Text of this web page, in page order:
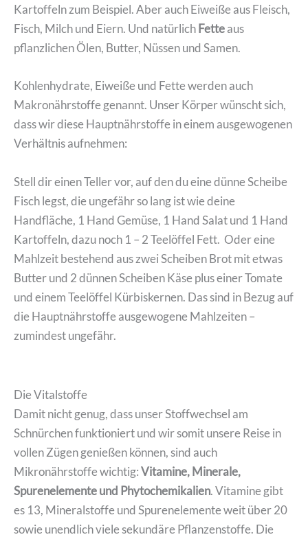
Kartoffeln zum Beispiel. Aber auch Eiweiße aus Fleisch,
Fisch, Milch und Eiern. Und natürlichFetteaus
pflanzlichen Ölen, Butter, Nüssen und Samen.
Kohlenhydrate, Eiweiße und Fette werden auch
Makronährstoffe genannt. Unser Körper wünscht sich,
dass wir diese Hauptnährstoffe in einem ausgewogenen
Verhältnis aufnehmen:
Stell dir einen Teller vor, auf den du eine dünne Scheibe
Fisch legst, die ungefähr so lang ist wie deine
Handfläche, 1 Hand Gemüse, 1 Hand Salat und 1 Hand
Kartoffeln, dazu noch 1 – 2 Teelöffel Fett. Oder eine
Mahlzeit bestehend aus zwei Scheiben Brot mit etwas
Butter und 2 dünnen Scheiben Käse plus einer Tomate
und einem Teelöffel Kürbiskernen. Das sind in Bezug auf
die Hauptnährstoffe ausgewogene Mahlzeiten –
zumindest ungefähr.
Die Vitalstoffe
Damit nicht genug, dass unser Stoffwechsel am
Schnürchen funktioniert und wir somit unsere Reise in
vollen Zügen genießen können, sind auch
Mikronährstoffe wichtig:Vitamine, Minerale,
Spurenelemente und Phytochemikalien. Vitamine gibt
es 13, Mineralstoffe und Spurenelemente weit über 20
sowie unendlich viele sekundäre Pflanzenstoffe. Die